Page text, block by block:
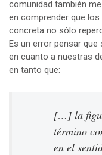
comunidad también
en comprender que
concreta no sólo
Es un error pensar
en cuanto a nuestras
en tanto que:
[…] la
término
en el